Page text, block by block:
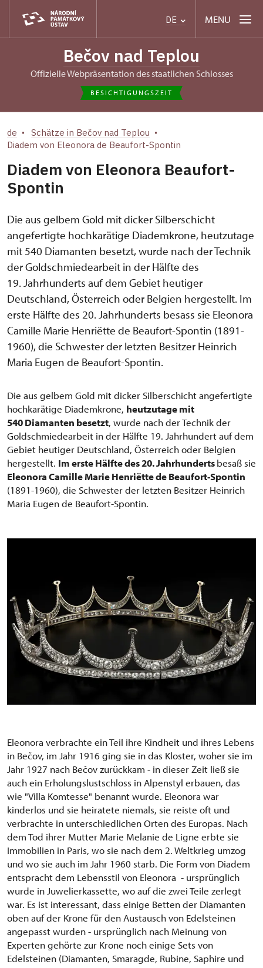
DE MENU
Bečov nad Teplou
Offizielle Webpräsentation des staatlichen Schlosses
BESICHTIGUNGSZEIT
de
Schätze in Bečov nad Teplou
Diadem von Eleonora de Beaufort-Spontin
Diadem von Eleonora Beaufort-
Spontin
Die aus gelbem Gold mit dicker Silberschicht
angefertigte hochkarätige Diademkrone, heutzutage
mit 540 Diamanten besetzt, wurde nach der Technik
der Goldschmiedearbeit in der Hälfte des
19. Jahrhunderts auf dem Gebiet heutiger
Deutschland, Österreich oder Belgien hergestellt. Im
erste Hälfte des 20. Jahrhunderts besass sie Eleonora
Camille Marie Henriëtte de Beaufort-Spontin (1891-
1960), die Schwester der letzten Besitzer Heinrich
Maria Eugen de Beaufort-Spontin.
Die aus gelbem Gold mit dicker Silberschicht angefertigte
hochkarätige Diademkrone, heutzutage mit
540 Diamanten besetzt, wurde nach der Technik der
Goldschmiedearbeit in der Hälfte 19. Jahrhundert auf dem
Gebiet heutiger Deutschland, Österreich oder Belgien
hergestellt. Im erste Hälfte des 20. Jahrhundertsbesaß sie
Eleonora Camille Marie Henriëtte de Beaufort-Spontin
(1891-1960), die Schwester der letzten Besitzer Heinrich
Maria Eugen de Beaufort-Spontin.
Eleonora verbrachte ein Teil ihre Kindheit und ihres Lebens
in Bečov, im Jahr 1916 ging sie in das Kloster, woher sie im
Jahr 1927 nach Bečov zurückkam - in dieser Zeit ließ sie
auch ein Erholungslustschloss in Alpenstyl erbauen, das
wie "Villa Komtesse" benannt wurde. Eleonora war
kinderlos und sie heiratete niemals, sie reiste oft und
verbrachte in unterschiedlichen Orten des Europas. Nach
dem Tod ihrer Mutter Marie Melanie de Ligne erbte sie
Immobilien in Paris, wo sie nach dem 2. Weltkrieg umzog
und wo sie auch im Jahr 1960 starb. Die Form von Diadem
entspracht dem Lebensstil von Eleonora - ursprünglich
wurde in Juwelierkassette, wo auf die zwei Teile zerlegt
war. Es ist interessant, dass einige Betten der Diamanten
oben auf der Krone für den Austausch von Edelsteinen
angepasst wurden - ursprünglich nach Meinung von
Experten gehörte zur Krone noch einige Sets von
Edelsteinen (Diamanten, Smaragde, Rubine, Saphire und